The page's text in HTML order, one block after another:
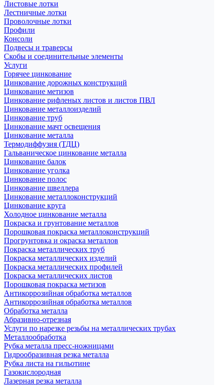
Листовые лотки
Лестничные лотки
Проволочные лотки
Профили
Консоли
Подвесы и траверсы
Скобы и соединительные элементы
Услуги
Горячее цинкование
Цинкование дорожных конструкций
Цинкование метизов
Цинкование рифленых листов и листов ПВЛ
Цинкование металлоизделий
Цинкование труб
Цинкование мачт освещения
Цинкование металла
Термодиффузия (ТДЦ)
Гальваническое цинкование металла
Цинкование балок
Цинкование уголка
Цинкование полос
Цинкование швеллера
Цинкование металлоконструкций
Цинкование круга
Холодное цинкование металла
Покраска и грунтование металлов
Порошковая покраска металлоконструкций
Прогрунтовка и окраска металлов
Покраска металлических труб
Покраска металлических изделий
Покраска металлических профилей
Покраска металлических листов
Порошковая покраска метизов
Антикоррозийная обработка металлов
Антикоррозийная обработка металлов
Обработка металла
Абразивно-отрезная
Услуги по нарезке резьбы на металлических трубах
Металлообработка
Рубка металла пресс-ножницами
Гидрообразивная резка металла
Рубка листа на гильотине
Газокислородная
Лазерная резка металла